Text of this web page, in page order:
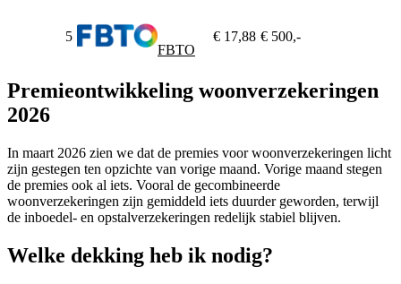
5
FBTO
€ 17,88 € 500,-
Premieontwikkeling woonverzekeringen
2026
In maart 2026 zien we dat de premies voor woonverzekeringen licht
zijn gestegen ten opzichte van vorige maand. Vorige maand stegen
de premies ook al iets. Vooral de gecombineerde
woonverzekeringen zijn gemiddeld iets duurder geworden, terwijl
de inboedel- en opstalverzekeringen redelijk stabiel blijven.
Welke dekking heb ik nodig?